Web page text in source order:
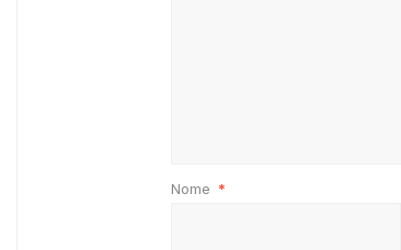
Nome *